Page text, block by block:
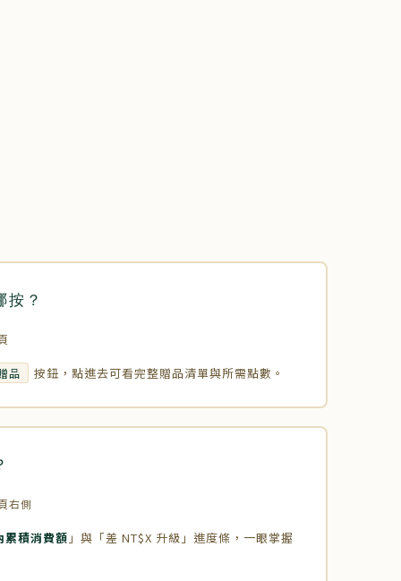
按？
品 按鈕，點進去可看完整贈品清單與所需點數。
右側
積消費額 」與「差 NT$X 升級」進度條，一眼掌握